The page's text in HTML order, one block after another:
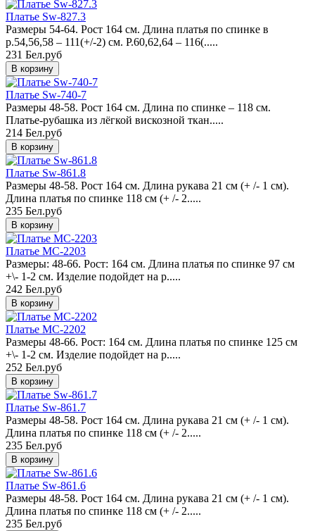
Платье Sw-827.3
Размеры 54-64. Рост 164 см. Длина платья по спинке в
р.54,56,58 – 111(+/-2) см. Р.60,62,64 – 116(.....
231 Бел.руб
Платье Sw-740-7
Размеры 48-58. Рост 164 см. Длина по спинке – 118 см.
Платье-рубашка из лёгкой вискозной ткан.....
214 Бел.руб
Платье Sw-861.8
Размеры 48-58. Рост 164 см. Длина рукава 21 см (+ /- 1 см).
Длина платья по спинке 118 см (+ /- 2.....
235 Бел.руб
Платье MC-2203
Размеры: 48-66. Рост: 164 см. Длина платья по спинке 97 см
+\- 1-2 см. Изделие подойдет на р.....
242 Бел.руб
Платье MC-2202
Размеры 48-66. Рост: 164 см. Длина платья по спинке 125 см
+\- 1-2 см. Изделие подойдет на р.....
252 Бел.руб
Платье Sw-861.7
Размеры 48-58. Рост 164 см. Длина рукава 21 см (+ /- 1 см).
Длина платья по спинке 118 см (+ /- 2.....
235 Бел.руб
Платье Sw-861.6
Размеры 48-58. Рост 164 см. Длина рукава 21 см (+ /- 1 см).
Длина платья по спинке 118 см (+ /- 2.....
235 Бел.руб